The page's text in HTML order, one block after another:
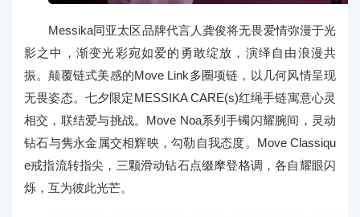
Messika同亚太区品牌代言人龚俊将无畏爱情弥漫于光
影之中，渐变光彩宛如爱的勇敢绽放，演绎自由浪漫共
振。颠覆链式美感的Move Link多圈项链，以几何风情呈现
无畏姿态。七夕限定MESSIKA CARE(s)红绳手链寓意心灵
相交，联结爱与挑战。Move Noa系列手镯闪耀腕间，灵动
钻石与隽永金属交相辉映，勾勒自我态度。Move Classiqu
e戒指流转指尖，三颗滑动钻石点缀摩登格调，各自耀眼闪
烁，互为彼此光芒。